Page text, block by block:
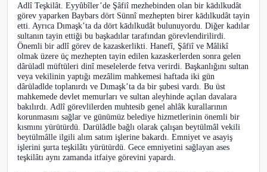
Adlî Teşkilât. Eyyûbîler’de Şâfiî mezhebinden olan bir kādılkudât
görev yaparken Baybars dört Sünnî mezhepten birer kādılkudât tayin
etti. Ayrıca Dımaşk’ta da dört kādılkudât bulunuyordu. Diğer kadılar
sultanın tayin ettiği bu başkadılar tarafından görevlendirilirdi.
Önemli bir adlî görev de kazaskerlikti. Hanefî, Şâfiî ve Mâlikî
olmak üzere üç mezhepten tayin edilen kazaskerlerden sonra gelen
dârüladl müftüleri dinî meselelerde fetva verirdi. Başkanlığını sultan
veya vekilinin yaptığı mezâlim mahkemesi haftada iki gün
dârüladlde toplanırdı ve Dımaşk’ta da bir şubesi vardı. Bu üst
mahkemede devlet memurları ve sultan aleyhinde açılan davalara
bakılırdı. Adlî görevlilerden muhtesib genel ahlâk kurallarının
korunmasını sağlar ve günümüz belediye hizmetlerinin önemli bir
kısmını yürütürdü. Darülâdle bağlı olarak çalışan beytülmâl vekili
beytülmâlle ilgili alım satım işlerine bakardı. Emniyet ve asayiş
işlerini şurta teşkilâtı yürütürdü. Gece emniyetini sağlayan ases
teşkilâtı aynı zamanda itfaiye görevini yapardı.